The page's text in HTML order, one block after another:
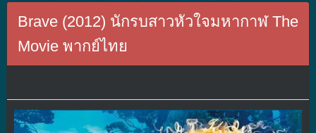
Brave (2012) นักรบสาวหัวใจมหากาฬ The
Movie พากย์ไทย